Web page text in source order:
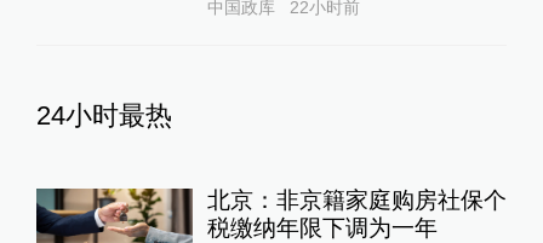
中国政库 22小时前
24小时最热
北京：非京籍家庭购房社保个
税缴纳年限下调为一年